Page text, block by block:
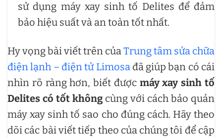
sử dụng máy xay sinh tố Delites để đảm
bảo hiệu suất và an toàn tốt nhất.
Hy vọng bài viết trên củaTrung tâm sửa chữa
điện lạnh – điện tử Limosađã giúp bạn có cái
nhìn rõ ràng hơn, biết được máy xay sinh tố
Delites có tốt không cùng với cách bảo quản
máy xay sinh tố sao cho đúng cách. Hãy theo
dõi các bài viết tiếp theo của chúng tôi để cập